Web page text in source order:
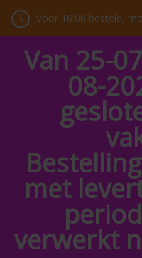
Voor 16:00 besteld,
Van 25-
08-
met
verwerkt